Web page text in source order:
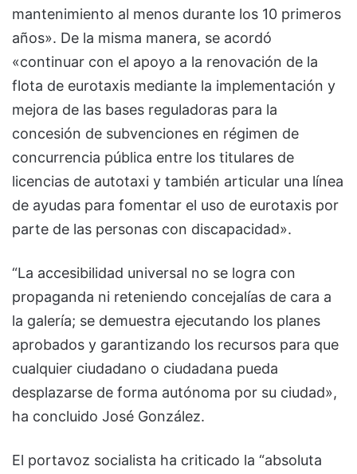
mantenimiento al menos durante los 10 primeros
años». De la misma manera, se acordó
«continuar con el apoyo a la renovación de la
flota de eurotaxis mediante la implementación y
mejora de las bases reguladoras para la
concesión de subvenciones en régimen de
concurrencia pública entre los titulares de
licencias de autotaxi y también articular una línea
de ayudas para fomentar el uso de eurotaxis por
parte de las personas con discapacidad».
“La accesibilidad universal no se logra con
propaganda ni reteniendo concejalías de cara a
la galería; se demuestra ejecutando los planes
aprobados y garantizando los recursos para que
cualquier ciudadano o ciudadana pueda
desplazarse de forma autónoma por su ciudad»,
ha concluido José González.
El portavoz socialista ha criticado la “absoluta